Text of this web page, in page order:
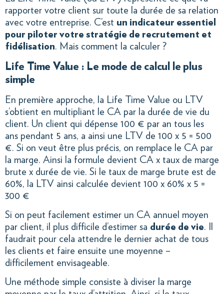
rapporter votre client sur toute la durée de sa relation
avec votre entreprise. C’est un indicateur essentiel
pour piloter votre stratégie de recrutement et
fidélisation. Mais comment la calculer ?
Life Time Value : Le mode de calcul le plus
simple
En première approche, la Life Time Value ou LTV
s’obtient en multipliant le CA par la durée de vie du
client. Un client qui dépense 100 € par an tous les
ans pendant 5 ans, a ainsi une LTV de 100 x 5 = 500
€. Si on veut être plus précis, on remplace le CA par
la marge. Ainsi la formule devient CA x taux de marge
brute x durée de vie. Si le taux de marge brute est de
60%, la LTV ainsi calculée devient 100 x 60% x 5 =
300 €
Si on peut facilement estimer un CA annuel moyen
par client, il plus difficile d’estimer sa durée de vie. Il
faudrait pour cela attendre le dernier achat de tous
les clients et faire ensuite une moyenne –
difficilement envisageable.
Une méthode simple consiste à diviser la marge